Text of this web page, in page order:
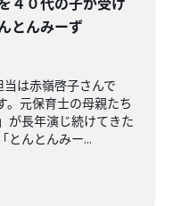
とんみーず
は赤嶺啓子さんで
。元保育士の母親たち
が長年演じ続けてきた
とんとんみー...